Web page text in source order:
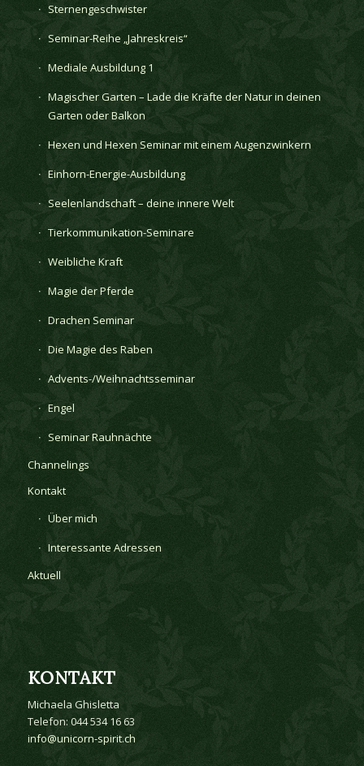
Sternengeschwister
Seminar-Reihe „Jahreskreis“
Mediale Ausbildung 1
Magischer Garten – Lade die Kräfte der Natur in deinen
Garten oder Balkon
Hexen und Hexen Seminar mit einem Augenzwinkern
Einhorn-Energie-Ausbildung
Seelenlandschaft – deine innere Welt
Tierkommunikation-Seminare
Weibliche Kraft
Magie der Pferde
Drachen Seminar
Die Magie des Raben
Advents-/Weihnachtsseminar
Engel
Seminar Rauhnächte
Channelings
Kontakt
Über mich
Interessante Adressen
Aktuell
KONTAKT
Michaela Ghisletta
Telefon: 044 534 16 63
info@unicorn-spirit.ch